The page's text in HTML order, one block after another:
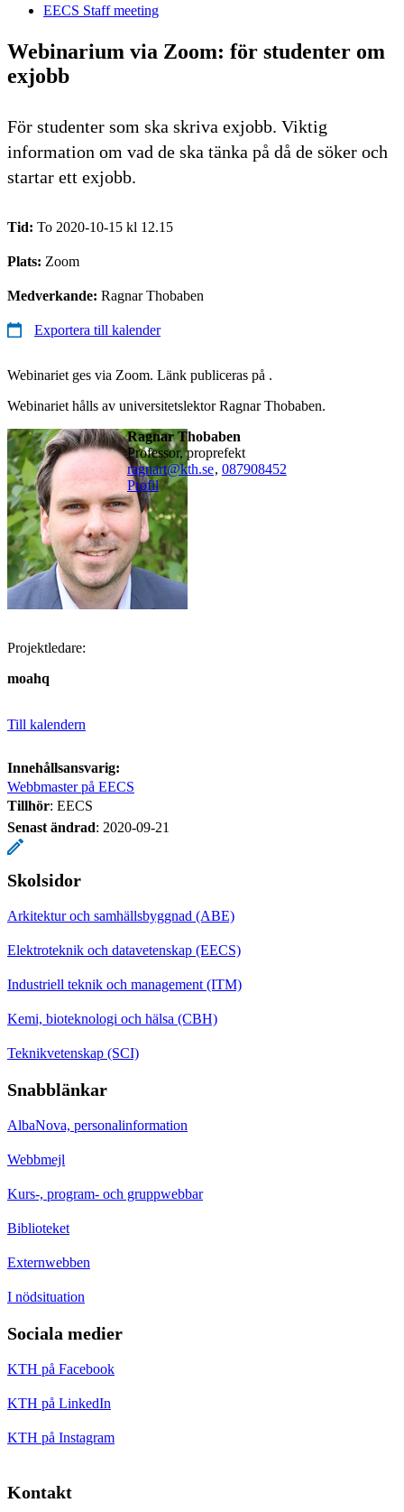
EECS Staff meeting
Webinarium via Zoom: för studenter om
exjobb
För studenter som ska skriva exjobb. Viktig
information om vad de ska tänka på då de söker och
startar ett exjobb.
Tid: To 2020-10-15 kl 12.15
Plats: Zoom
Medverkande: Ragnar Thobaben
Exportera till kalender
Webinariet ges via Zoom. Länk publiceras på .
Webinariet hålls av universitetslektor Ragnar Thobaben.
Ragnar Thobaben
professor, proprefekt
ragnart@kth.se, 087908452
Profil
Projektledare:
moahq
Till kalendern
Innehållsansvarig:
Webbmaster på EECS
Tillhör: EECS
Senast ändrad: 2020-09-21
Skolsidor
Arkitektur och samhällsbyggnad (ABE)
Elektroteknik och datavetenskap (EECS)
Industriell teknik och management (ITM)
Kemi, bioteknologi och hälsa (CBH)
Teknikvetenskap (SCI)
Snabblänkar
AlbaNova, personalinformation
Webbmejl
Kurs-, program- och gruppwebbar
Biblioteket
Externwebben
I nödsituation
Sociala medier
KTH på Facebook
KTH på LinkedIn
KTH på Instagram
Kontakt